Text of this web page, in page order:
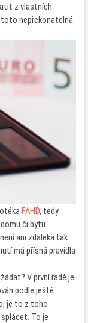
z vlastních
toto nepřekonatelná
FAHD, tedy
či bytu.
ani zdaleka tak
má přísná pravidla
V první řadě je
podle ještě
je to z toho
To je